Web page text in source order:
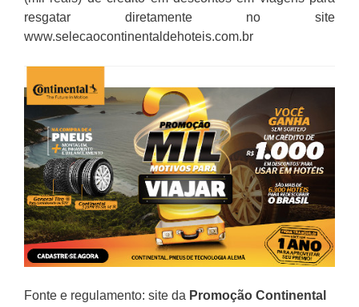
resgatar diretamente no site
www.selecaocontinentaldehoteis.com.br
Fonte e regulamento: site da Promoção Continental